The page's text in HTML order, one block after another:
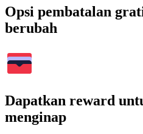
Opsi pembatalan
berubah
Dapatkan reward
menginap